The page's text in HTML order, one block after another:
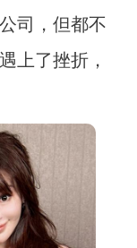
司，但都不
上了挫折，